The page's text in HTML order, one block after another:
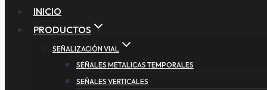
INICIO
PRODUCTOS
SEÑALIZACIÓN VIAL
SEÑALES METALICAS TEMPORALES
SEÑALES VERTICALES